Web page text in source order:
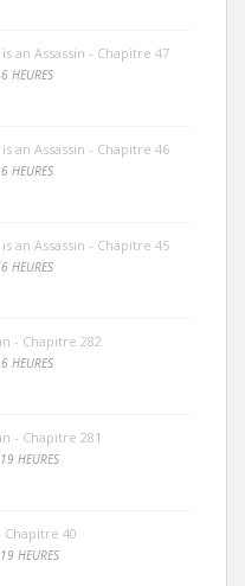
an Assassin - Chapitre 47
HEURES
an Assassin - Chapitre 46
HEURES
an Assassin - Chapitre 45
HEURES
- Chapitre 282
HEURES
- Chapitre 281
HEURES
Chapitre 40
HEURES